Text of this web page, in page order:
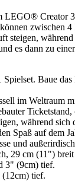
zwischen
es dann zu
Baue
im Weltraum
während sich
Spaß auf dem
und
29 cm (11")
3" (9cm) tief.
tief.